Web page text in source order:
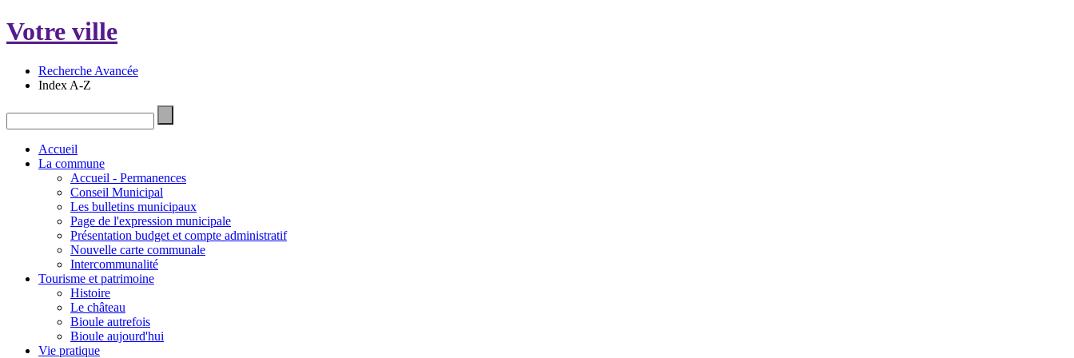
Votre ville
Recherche Avancée
Index A-Z
Accueil
La commune
Accueil - Permanences
Conseil Municipal
Les bulletins municipaux
Page de l'expression municipale
Présentation budget et compte administratif
Nouvelle carte communale
Intercommunalité
Tourisme et patrimoine
Histoire
Le château
Bioule autrefois
Bioule aujourd'hui
Vie pratique